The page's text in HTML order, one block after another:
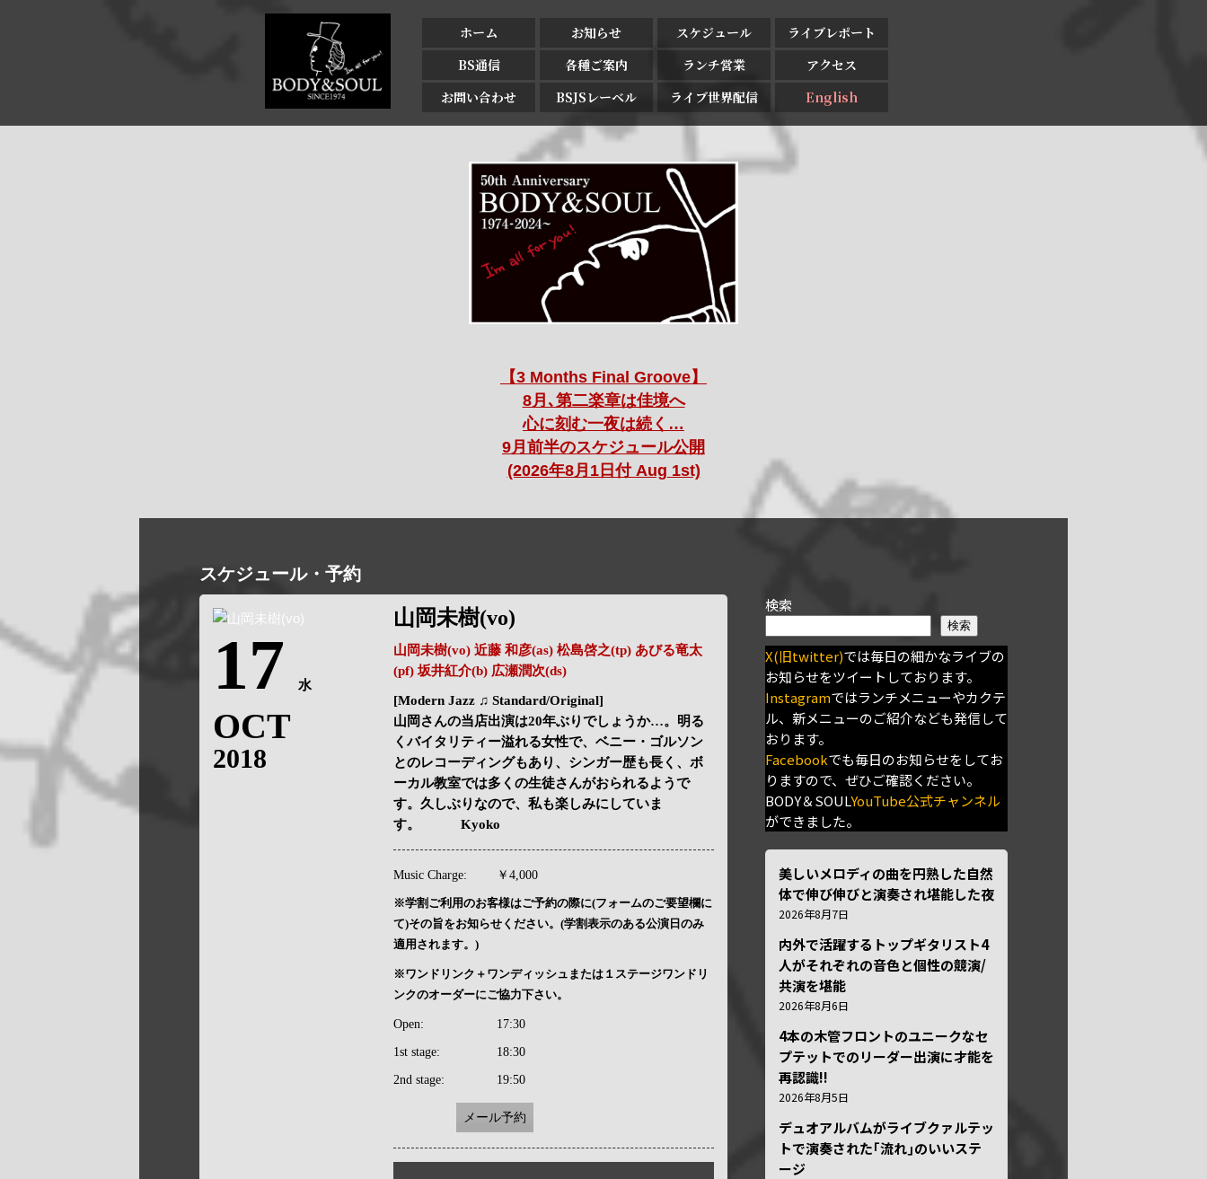
ホーム お知らせ スケジュール
ライブレポート
BS通信
各種ご案内 ランチ営業
アクセス
お問い合わせ
BSJSレーベル ライブ世界配信 English
【3 Months Final Groove】
8月､第二楽章は佳境へ
心に刻む一夜は続く…
9月前半のスケジュール公開
(2026年8月1日付 Aug 1st)
スケジュール・予約
17 水
OCT
2018
山岡未樹(vo)
山岡未樹(vo) 近藤 和彦(as) 松島啓之(tp) あびる竜太
(pf) 坂井紅介(b) 広瀬潤次(ds)
[Modern Jazz ♫ Standard/Original]
山岡さんの当店出演は20年ぶりでしょうか…。明る
くバイタリティー溢れる女性で、ベニー・ゴルソン
とのレコーディングもあり、シンガー歴も長く、ボ
ーカル教室では多くの生徒さんがおられるようで
す。久しぶりなので、私も楽しみにしていま
す。 Kyoko
Music Charge: ￥4,000
※学割ご利用のお客様はご予約の際に(フォームのご要望欄に
て)その旨をお知らせください。(学割表示のある公演日のみ
適用されます。)
※ワンドリンク＋ワンディッシュまたは１ステージワンドリ
ンクのオーダーにご協力下さい。
Open: 17:30
1st stage: 18:30
2nd stage: 19:50
メール予約
検索
検索
X(旧twitter)では毎日の細かなライブの
お知らせをツイートしております。
Instagramではランチメニューやカクテ
ル、新メニューのご紹介なども発信して
おります。
Facebookでも毎日のお知らせをしてお
りますので、ぜひご確認ください。
BODY＆SOULYouTube公式チャンネル
ができました。
美しいメロディの曲を円熟した自然
体で伸び伸びと演奏され堪能した夜
2026年8月7日
内外で活躍するトップギタリスト4
人がそれぞれの音色と個性の競演/
共演を堪能
2026年8月6日
4本の木管フロントのユニークなセ
プテットでのリーダー出演に才能を
再認識!!
2026年8月5日
デュオアルバムがライブクァルテッ
トで演奏された｢流れ｣のいいステ
ージ